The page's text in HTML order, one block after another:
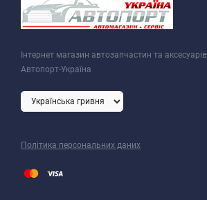
Інтернет магазин автозапчастин та аксесуарів
Автопорт-Україна
Політика персональних даних